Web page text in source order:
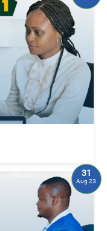
31
Aug 23